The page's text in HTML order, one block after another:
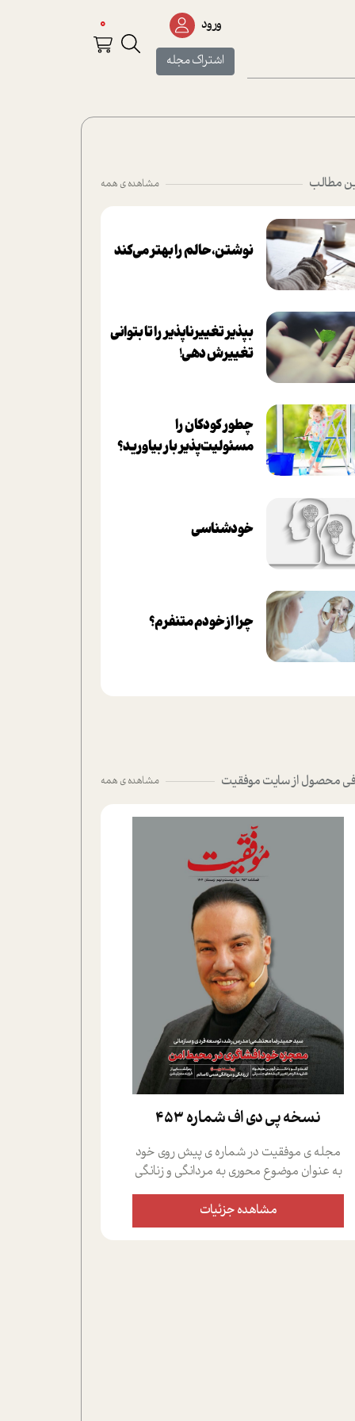
ورود
اشتراک مجله
0
مطالب مشاهده ی همه
نوشتن، حالم را بهتر می‌کند
بپذير تغييرناپذير را تا بتواني
تغييرش دهي!‏
چطور کودکان را
مسئولیت‌پذیر بار بیاورید؟
خودشناسی
چرا از خودم متنفرم؟
محصول از سایت موفقیت مشاهده ی همه
نسخه پي دي اف شماره 453
مجله ی موفقیت در شماره ی پیش روی خود
به عنوان موضوع محوری به مردانگی و زنانگی
سمی پرداخته است؛ علاوه بر این که؛ گفت و
گویی اختصاصی داشته ایم با فردین علیخواه،
جامعه شناس در بخش های مختلف تلاش
مشاهده جزئیات